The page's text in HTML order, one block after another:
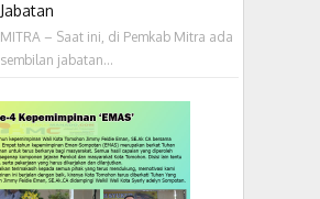
Jabatan
MITRA – Saat ini, di Pemkab Mitra ada
sembilan jabatan...